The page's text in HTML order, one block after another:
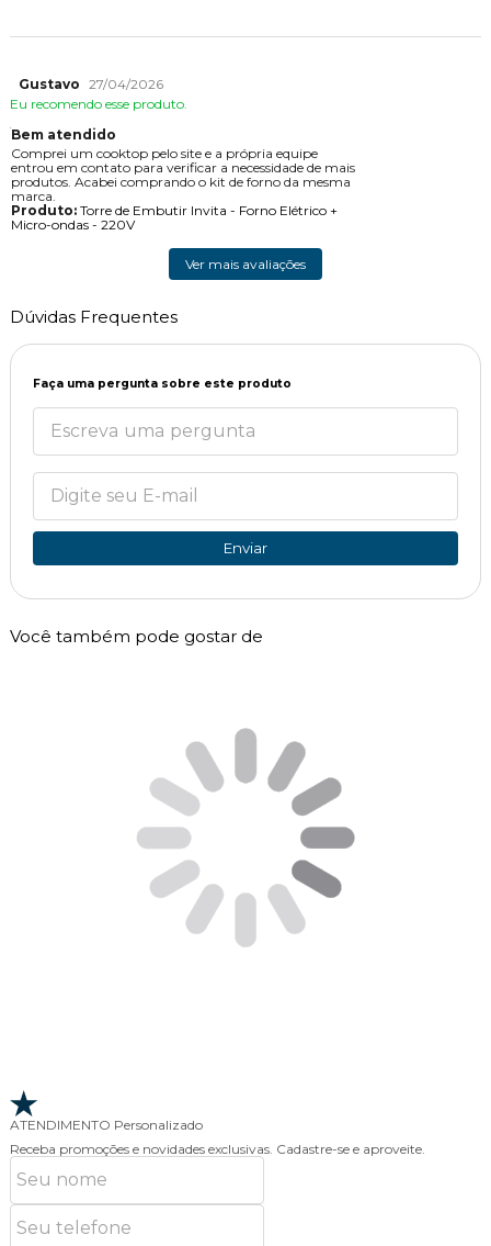
Gustavo 27/04/2026
Eu recomendo esse produto.
Bem atendido
Comprei um cooktop pelo site e a própria equipe
entrou em contato para verificar a necessidade de mais
produtos. Acabei comprando o kit de forno da mesma
marca.
Produto:Torre de Embutir Invita - Forno Elétrico +
Micro-ondas - 220V
Ver mais avaliações
Dúvidas Frequentes
Faça uma pergunta sobre este produto
Enviar
Você também pode gostar de
ATENDIMENTO Personalizado
Receba promoções e novidades exclusivas. Cadastre-se e aproveite.